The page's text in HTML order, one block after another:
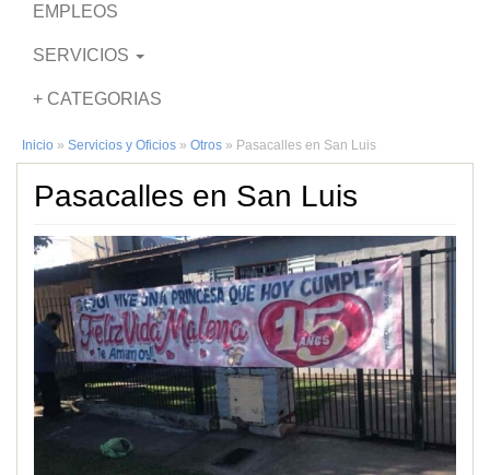
EMPLEOS
SERVICIOS
+ CATEGORIAS
Inicio » Servicios y Oficios » Otros » Pasacalles en San Luis
Pasacalles en San Luis